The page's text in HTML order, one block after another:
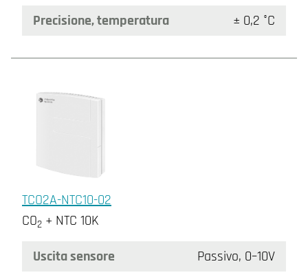
Precisione, temperatura
± 0,2 °C
TCO2A-NTC10-02
CO2 + NTC 10K
Uscita sensore
Passivo, 0–10V